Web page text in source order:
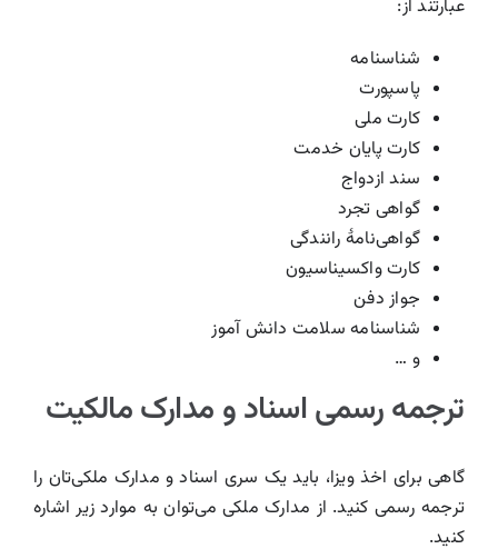
عبارتند از:
شناسنامه
پاسپورت
کارت ملی
کارت پایان خدمت
سند ازدواج
گواهی تجرد
گواهی‌نامۀ رانندگی
کارت واکسیناسیون
جواز دفن
شناسنامه سلامت دانش آموز
و …
ترجمه رسمی اسناد و مدارک مالکیت
گاهی برای اخذ ویزا، باید یک سری اسناد و مدارک ملکی‌تان را
ترجمه رسمی کنید. از مدارک ملکی می‌توان به موارد زیر اشاره
کنید.